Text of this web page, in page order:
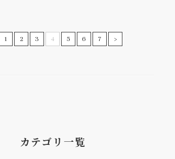
1 2 3 4 5 6 7 >
カテゴリ一覧